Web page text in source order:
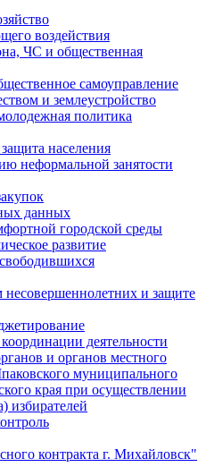
воздействия
ЧС и общественная
самоуправление
и землеустройство
политика
населения
неформальной занятости
данных
городской среды
развитие
несовершеннолетних и защите
деятельности
и органов местного
муниципального
края при осуществлении
избирателей
контракта г. Михайловск"